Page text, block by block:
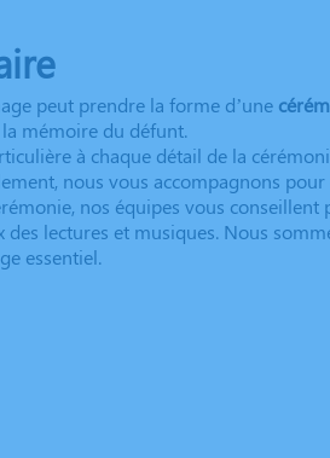
peut prendre la forme d’une
mémoire du défunt.
à chaque détail de la
nous vous accompagnons
nos équipes vous conseillent
lectures et musiques. Nous
essentiel.